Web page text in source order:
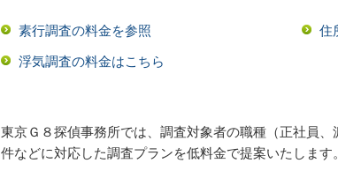
素行調査の料金を参照
浮気調査の料金はこちら
住
東京Ｇ８探偵事務所では、調査対象者の職種（正社員
件などに対応した調査プランを低料金で提案いたします